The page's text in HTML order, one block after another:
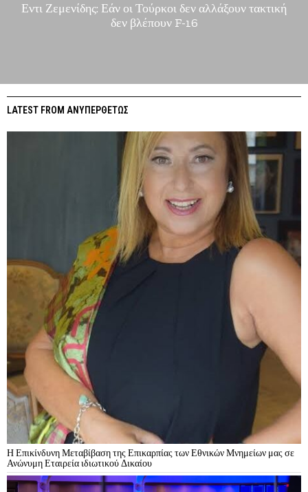
Εντι Ζεμενίδης: Εάν οι Τούρκοι δεν αλλάξουν τακτική
δεν βλέπουν F-16
LATEST FROM ΑΝΥΠΕΡΘΕΤΩΣ
Η Επικίνδυνη Μεταβίβαση της Επικαρπίας των Εθνικών Μνημείων μας σε
Ανώνυμη Εταιρεία ιδιωτικού Δικαίου